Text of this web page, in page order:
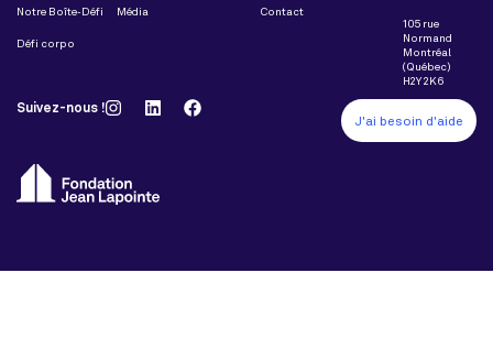
Notre Boîte-Défi
Défi corpo
Média Contact
105 rue
Normand
Montréal
(Québec)
H2Y 2K6
Suivez-nous !
J'ai besoin d'aide